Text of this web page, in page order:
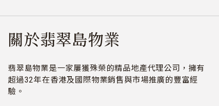
關於翡翠島物業
翡翠島物業是一家屢獲殊榮的精品地產代理公司，擁有
超過32年在香港及國際物業銷售與市場推廣的豐富經
驗。